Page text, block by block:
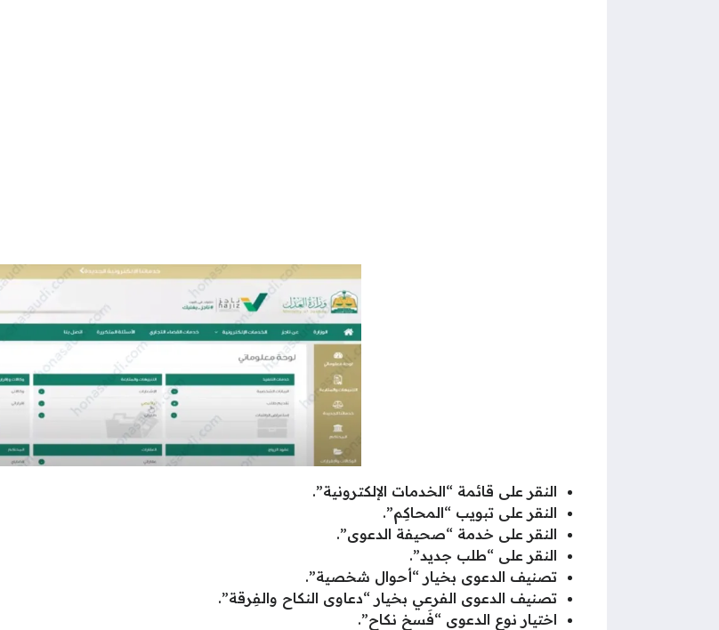
النقر على قائمة “الخدمات الإلكترونية”.
النقر على تبويب “المحاكِم”.
النقر على خدمة “صحيفة الدعوى”.
النقر على “طلب جديد”.
تصنيف الدعوى بخيار “أحوال شخصية”.
تصنيف الدعوى الفرعي بخيار “دعاوى النكاح والفِرقة”.
اختيار نوع الدعوى “فَسخ نكاح”.